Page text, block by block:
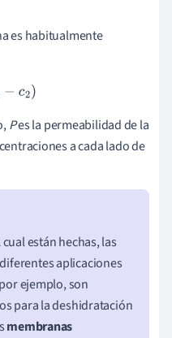
es habitualmente
c2 )
Pes la permeabilidad de la
a cada lado de
están hechas, las
aplicaciones
ejemplo, son
para la deshidratación
membranas